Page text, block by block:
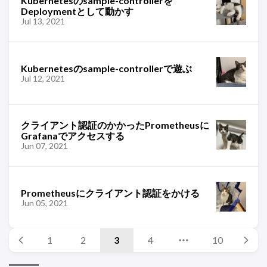
Deploymentとして動かす
Jul 13, 2021
Kubernetesのsample-controllerで遊ぶ
Jul 12, 2021
クライアント認証のかかったPrometheusに
Grafanaでアクセスする
Jun 07, 2021
Prometheusにクライアント認証をかける
Jun 05, 2021
1 2 3 4 10